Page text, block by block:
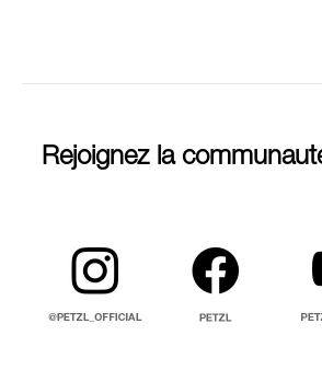
Rejoignez la